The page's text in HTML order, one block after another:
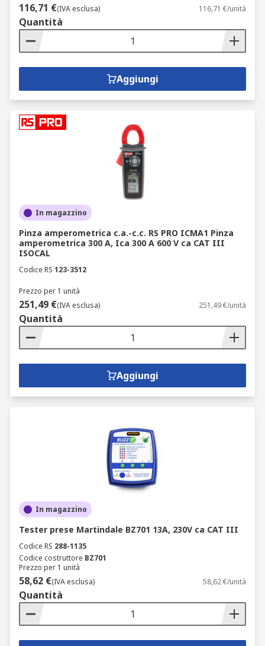
116,71 €(IVA esclusa) 116,71 €/unità
Quantità
Aggiungi
In magazzino
Pinza amperometrica c.a.-c.c. RS PRO ICMA1 Pinza
amperometrica 300 A, Ica 300 A 600 V ca CAT III
ISOCAL
Codice RS 123-3512
Prezzo per 1 unità
251,49 €(IVA esclusa) 251,49 €/unità
Quantità
Aggiungi
In magazzino
Tester prese Martindale BZ701 13A, 230V ca CAT III
Codice RS 288-1135
Codice costruttore BZ701
Prezzo per 1 unità
58,62 €(IVA esclusa) 58,62 €/unità
Quantità